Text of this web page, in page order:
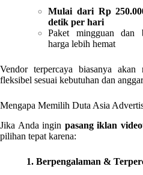
Mulai dari Rp
detik per hari
Paket mingguan dan
harga lebih hemat
Vendor terpercaya biasanya akan
fleksibel sesuai kebutuhan dan
Mengapa Memilih Duta Asia
Jika Anda ingin pasang iklan
pilihan tepat karena:
1. Berpengalaman &